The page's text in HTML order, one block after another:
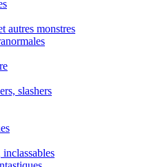
autres monstres
slashers